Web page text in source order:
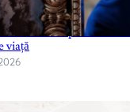
anxietatea prin
viață